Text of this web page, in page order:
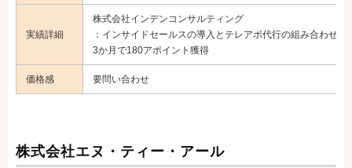
実績詳細
株式会社インデンコンサルティング
：インサイドセールスの導入とテレアポ代行の組み合わせ、
3か月で180アポイント獲得
価格感 要問い合わせ
株式会社エヌ・ティー・アール